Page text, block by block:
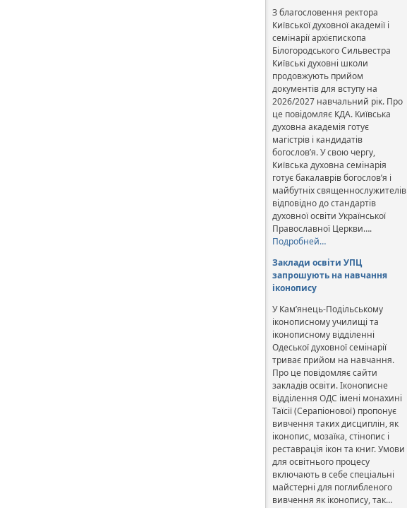
З благословення ректора
Київської духовної академії і
семінарії архієпископа
Білогородського Сильвестра
Київські духовні школи
продовжують прийом
документів для вступу на
2026/2027 навчальний рік. Про
це повідомляє КДА. Київська
духовна академія готує
магістрів і кандидатів
богослов’я. У свою чергу,
Київська духовна семінарія
готує бакалаврів богослов’я і
майбутніх священнослужителів
відповідно до стандартів
духовної освіти Української
Православної Церкви….
Подробней…
Заклади освіти УПЦ
запрошують на навчання
іконопису
У Кам’янець-Подільському
іконописному училищі та
іконописному відділенні
Одеської духовної семінарії
триває прийом на навчання.
Про це повідомляє сайти
закладів освіти. Іконописне
відділення ОДС імені монахині
Таїсії (Серапіонової) пропонує
вивчення таких дисциплін, як
іконопис, мозаїка, стінопис і
реставрація ікон та книг. Умови
для освітнього процесу
включають в себе спеціальні
майстерні для поглибленого
вивчення як іконопису, так…